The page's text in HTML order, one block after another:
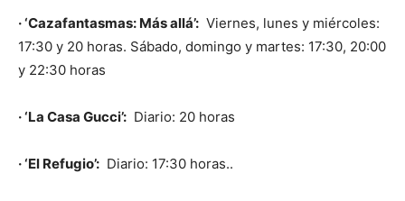
· ‘Cazafantasmas: Más allá’: Viernes, lunes y miércoles:
17:30 y 20 horas. Sábado, domingo y martes: 17:30, 20:00
y 22:30 horas
· ‘La Casa Gucci’: Diario: 20 horas
· ‘El Refugio’: Diario: 17:30 horas..